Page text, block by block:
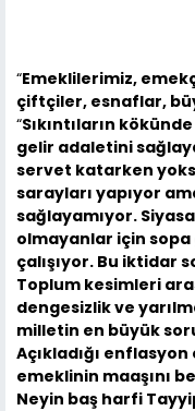
“Emeklilerimiz,
çiftçiler, esnaflar,
“Sıkıntıların
gelir adaletini
servet katarken
sarayları yapıyor
sağlayamıyor.
olmayanlar için
çalışıyor. Bu iktidar
Toplum kesimleri
dengesizlik ve
milletin en büyük
Açıkladığı
emeklinin maaşını
Neyin baş harfi